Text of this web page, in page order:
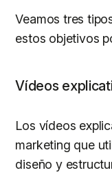
Veamos tres
estos objetivos
Vídeos
Los vídeos
marketing que
diseño y